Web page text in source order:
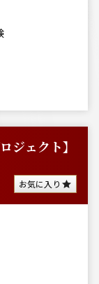
ジェクト】
お気に入り